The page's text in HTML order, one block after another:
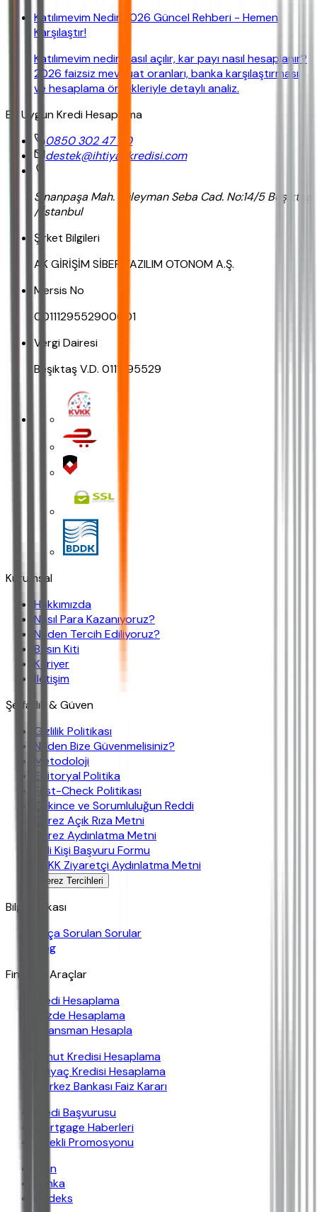
Katılımevim Nedir 2026 Güncel Rehberi - Hemen
Karşılaştır!
Katılımevim nedir, nasıl açılır, kar payı nasıl hesaplanır?
2026 faizsiz mevduat oranları, banka karşılaştırması
ve hesaplama örnekleriyle detaylı analiz.
En Uygun Kredi Hesaplama
0850 302 47 90
destek@ihtiyackredisi.com
Sinanpaşa Mah. Süleyman Seba Cad. No:14/5 Beşiktaş
/ İstanbul
Şirket Bilgileri
AK GİRİŞİM SİBER YAZILIM OTONOM A.Ş.
Mersis No
0011129552900001
Vergi Dairesi
Beşiktaş V.D. 0111295529
Kurumsal
Hakkımızda
Nasıl Para Kazanıyoruz?
Neden Tercih Ediliyoruz?
Basın Kiti
Kariyer
İletişim
Şeffaflık & Güven
Gizlilik Politikası
Neden Bize Güvenmelisiniz?
Metodoloji
Editoryal Politika
Fast-Check Politikası
Çekince ve Sorumluluğun Reddi
Çerez Açık Rıza Metni
Çerez Aydınlatma Metni
İlgili Kişi Başvuru Formu
KVKK Ziyaretçi Aydınlatma Metni
Çerez Tercihleri
Bilgi Bankası
Sıkça Sorulan Sorular
Blog
Finansal Araçlar
Kredi Hesaplama
Yüzde Hesaplama
Finansman Hesapla
Konut Kredisi Hesaplama
İhtiyaç Kredisi Hesaplama
Merkez Bankası Faiz Kararı
Kredi Başvurusu
Mortgage Haberleri
Emekli Promosyonu
İban
Banka
Findeks